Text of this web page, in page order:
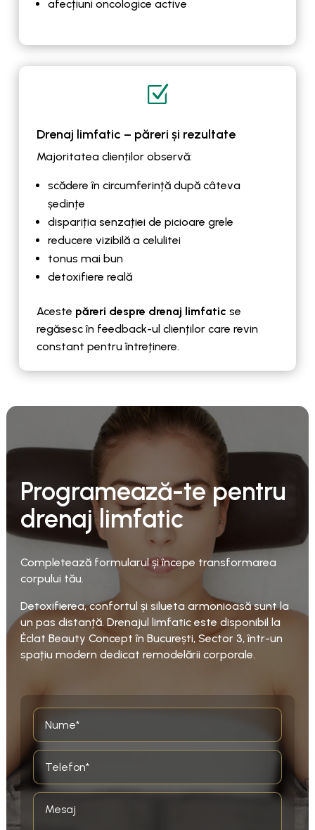
afecțiuni oncologice active
Z
Drenaj limfatic – păreri și rezultate
Majoritatea clienților observă:
scădere în circumferință după câteva
ședințe
dispariția senzației de picioare grele
reducere vizibilă a celulitei
tonus mai bun
detoxifiere reală
Aceste păreri despre drenaj limfatic se
regăsesc în feedback-ul clienților care revin
constant pentru întreținere.
Programează-te pentru
drenaj limfatic
Completează formularul și începe transformarea
corpului tău.
Detoxifierea, confortul și silueta armonioasă sunt la
un pas distanță. Drenajul limfatic este disponibil la
Éclat Beauty Concept în București, Sector 3, într-un
spațiu modern dedicat remodelării corporale.